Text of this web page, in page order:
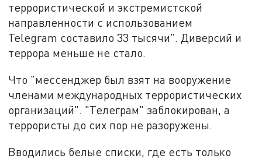
террористической и экстремистской
направленности с использованием
Telegram составило 33 тысячи". Диверсий и
террора меньше не стало.
Что "мессенджер был взят на вооружение
членами международных террористических
организаций". "Телеграм" заблокирован, а
террористы до сих пор не разоружены.
Вводились белые списки, где есть только